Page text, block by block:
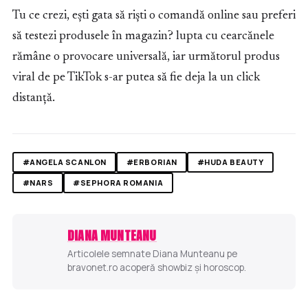
Tu ce crezi, ești gata să riști o comandă online sau preferi
să testezi produsele în magazin? lupta cu cearcănele
rămâne o provocare universală, iar următorul produs
viral de pe TikTok s-ar putea să fie deja la un click
distanță.
#ANGELA SCANLON #ERBORIAN
#HUDA BEAUTY
#NARS
#SEPHORA ROMANIA
DIANA MUNTEANU
Articolele semnate Diana Munteanu pe
bravonet.ro acoperă showbiz și horoscop.